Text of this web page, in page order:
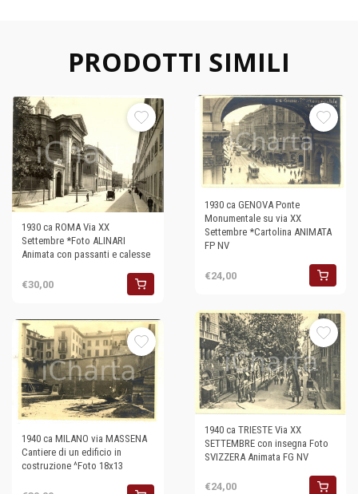
PRODOTTI SIMILI
1930 ca ROMA Via XX
Settembre *Foto ALINARI
Animata con passanti e calesse
€30,00
1930 ca GENOVA Ponte
Monumentale su via XX
Settembre *Cartolina ANIMATA
FP NV
€24,00
1940 ca TRIESTE Via XX
SETTEMBRE con insegna Foto
SVIZZERA Animata FG NV
€24,00
1940 ca MILANO via MASSENA
Cantiere di un edificio in
costruzione ^Foto 18x13